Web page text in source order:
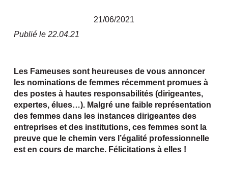
21/06/2021
Publié le 22.04.21
Les Fameuses sont heureuses de vous annoncer
les nominations de femmes récemment promues à
des postes à hautes responsabilités (dirigeantes,
expertes, élues…). Malgré une faible représentation
des femmes dans les instances dirigeantes des
entreprises et des institutions, ces femmes sont la
preuve que le chemin vers l’égalité professionnelle
est en cours de marche. Félicitations à elles !